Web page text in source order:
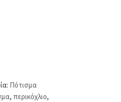
Πότισμα
, περικόχλιο,